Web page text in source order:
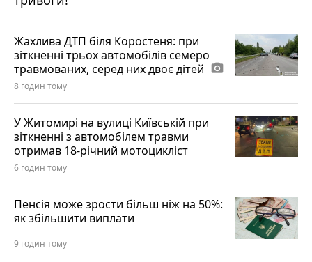
Жахлива ДТП біля Коростеня: при
зіткненні трьох автомобілів семеро
травмованих, серед них двоє дітей photo_camera
8 годин тому
У Житомирі на вулиці Київській при
зіткненні з автомобілем травми
отримав 18-річний мотоцикліст
6 годин тому
Пенсія може зрости більш ніж на 50%:
як збільшити виплати
9 годин тому